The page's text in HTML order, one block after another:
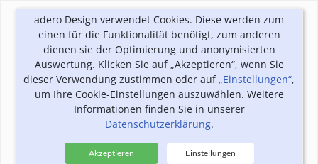
adero Design verwendet Cookies. Diese werden zum
einen für die Funktionalität benötigt, zum anderen
dienen sie der Optimierung und anonymisierten
Auswertung. Klicken Sie auf „Akzeptieren“, wenn Sie
dieser Verwendung zustimmen oder auf„Einstellungen“,
um Ihre Cookie-Einstellungen auszuwählen. Weitere
Informationen finden Sie in unserer
Datenschutzerklärung.
Akzeptieren Einstellungen